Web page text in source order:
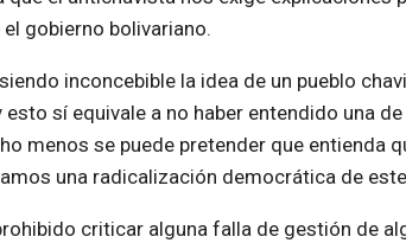
gobierno bolivariano.
inconcebible la idea de un pueblo
sí equivale a no haber entendido una
menos se puede pretender que entienda
una radicalización democrática de
criticar alguna falla de gestión de